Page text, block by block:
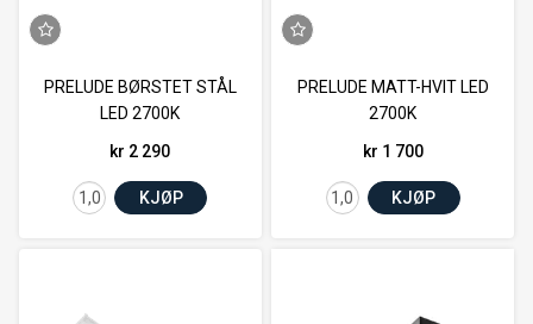
PRELUDE BØRSTET STÅL
LED 2700K
kr 2 290
KJØP
PRELUDE MATT-HVIT LED
2700K
kr 1 700
KJØP